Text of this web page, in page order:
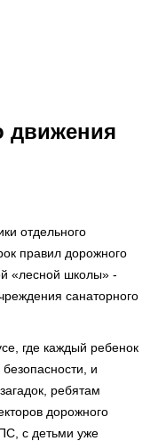
движения
отдельного
правил дорожного
«лесной школы» -
санаторного
где каждый ребенок
и
ребятам
дорожного
с детьми уже